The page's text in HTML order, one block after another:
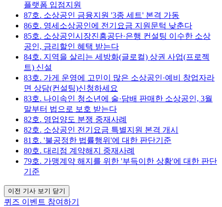
플랫폼 입점지원
87호. 소상공인 금융지원 '3종 세트' 본격 가동
86호. 영세소상공인에 전기요금 지원문턱 낮춘다
85호. 소상공인시장진흥공단·은행 컨설팅 이수한 소상
공인, 금리할인 혜택 받는다
84호. 지역을 살리는 세방화(글로컬) 상권 사업(프로젝
트) 신설
83호. 가게 운영에 고민이 많은 소상공인·예비 창업자라
면 상담(컨설팅)신청하세요
83호. 나이속인 청소년에 술·담배 판매한 소상공인, 3월
말부터 법으로 보호 받는다
82호. 영업양도 분쟁 중재사례
82호. 소상공인 전기요금 특별지원 본격 개시
81호. '불공정한 법률행위'에 대한 판단기준
80호. 대리점 계약해지 중재사례
79호. 가맹계약 해지를 위한 '부득이한 상황'에 대한 판단
기준
이전 기사 보기 닫기
퀴즈 이벤트 참여하기